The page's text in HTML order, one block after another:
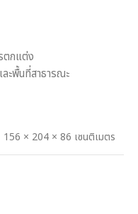
ตกแต่ง
ละพื้นที่สาธารณะ
156 × 204 × 86 เซนติเมตร